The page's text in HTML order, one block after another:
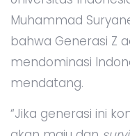
Muhammad
bahwa Generasi Z
mendominasi
mendatang.
“Jika generasi ini